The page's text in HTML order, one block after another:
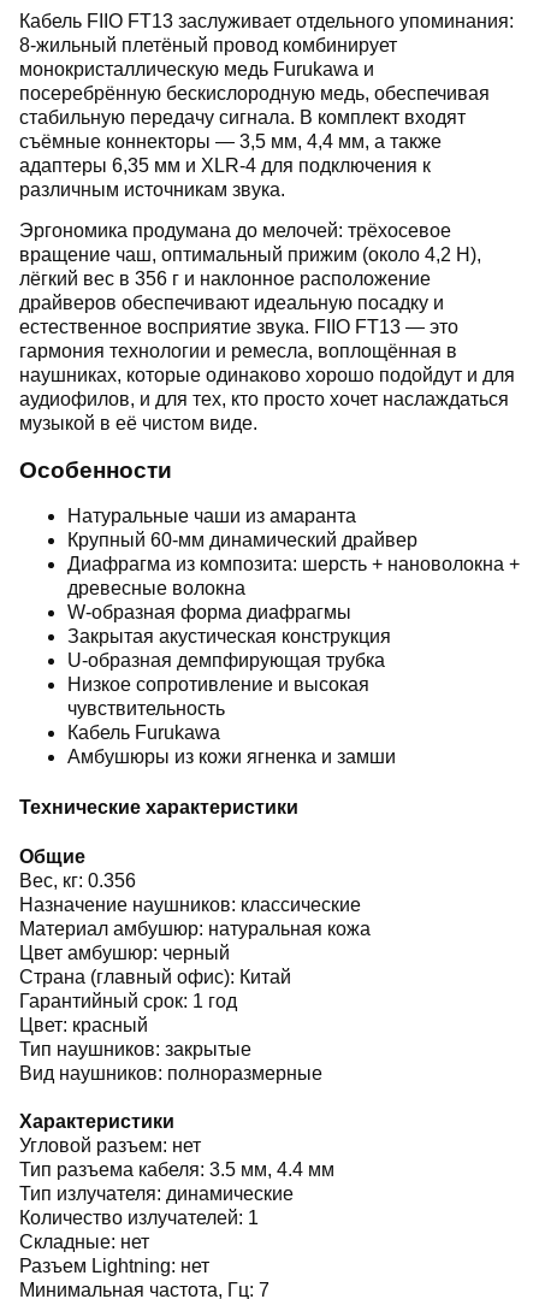
Кабель FIIO FT13 заслуживает отдельного упоминания:
8-жильный плетёный провод комбинирует
монокристаллическую медь Furukawa и
посеребрённую бескислородную медь, обеспечивая
стабильную передачу сигнала. В комплект входят
съёмные коннекторы — 3,5 мм, 4,4 мм, а также
адаптеры 6,35 мм и XLR-4 для подключения к
различным источникам звука.
Эргономика продумана до мелочей: трёхосевое
вращение чаш, оптимальный прижим (около 4,2 Н),
лёгкий вес в 356 г и наклонное расположение
драйверов обеспечивают идеальную посадку и
естественное восприятие звука. FIIO FT13 — это
гармония технологии и ремесла, воплощённая в
наушниках, которые одинаково хорошо подойдут и для
аудиофилов, и для тех, кто просто хочет наслаждаться
музыкой в её чистом виде.
Особенности
Натуральные чаши из амаранта
Крупный 60-мм динамический драйвер
Диафрагма из композита: шерсть + нановолокна +
древесные волокна
W-образная форма диафрагмы
Закрытая акустическая конструкция
U-образная демпфирующая трубка
Низкое сопротивление и высокая
чувствительность
Кабель Furukawa
Амбушюры из кожи ягненка и замши
Технические характеристики
Общие
Вес, кг: 0.356
Назначение наушников: классические
Материал амбушюр: натуральная кожа
Цвет амбушюр: черный
Страна (главный офис): Китай
Гарантийный срок: 1 год
Цвет: красный
Тип наушников: закрытые
Вид наушников: полноразмерные
Характеристики
Угловой разъем: нет
Тип разъема кабеля: 3.5 мм, 4.4 мм
Тип излучателя: динамические
Количество излучателей: 1
Складные: нет
Разъем Lightning: нет
Минимальная частота, Гц: 7